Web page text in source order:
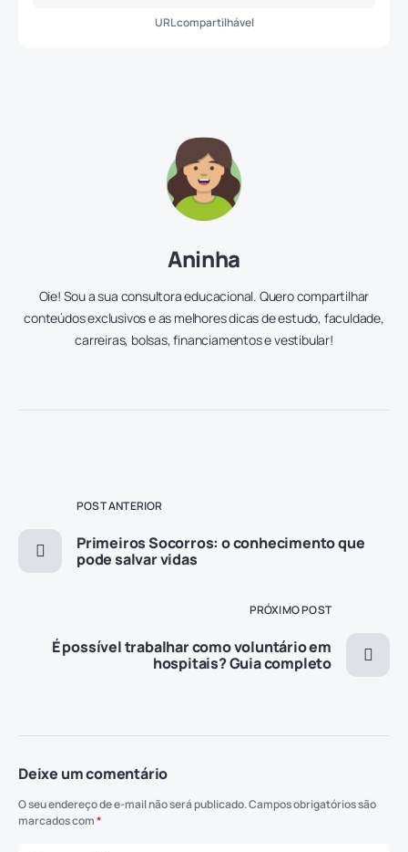
URL compartilhável
Aninha
Oie! Sou a sua consultora educacional. Quero compartilhar
conteúdos exclusivos e as melhores dicas de estudo, faculdade,
carreiras, bolsas, financiamentos e vestibular!
POST ANTERIOR
Primeiros Socorros: o conhecimento que
pode salvar vidas
PRÓXIMO POST
É possível trabalhar como voluntário em
hospitais? Guia completo
Deixe um comentário
O seu endereço de e-mail não será publicado.Campos obrigatórios são
marcados com*